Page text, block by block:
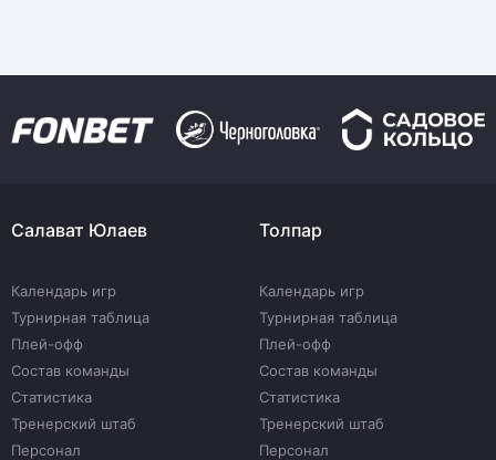
Салават Юлаев
Календарь игр
Турнирная таблица
Плей-офф
Состав команды
Статистика
Тренерский штаб
Персонал
Толпар
Календарь игр
Турнирная таблица
Плей-офф
Состав команды
Статистика
Тренерский штаб
Персонал